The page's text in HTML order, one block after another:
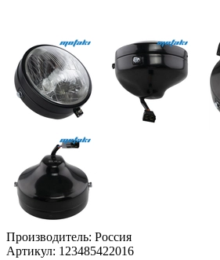
Производитель: Россия
Артикул: 123485422016